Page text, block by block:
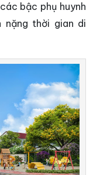
bậc phụ huynh
nặng thời gian di